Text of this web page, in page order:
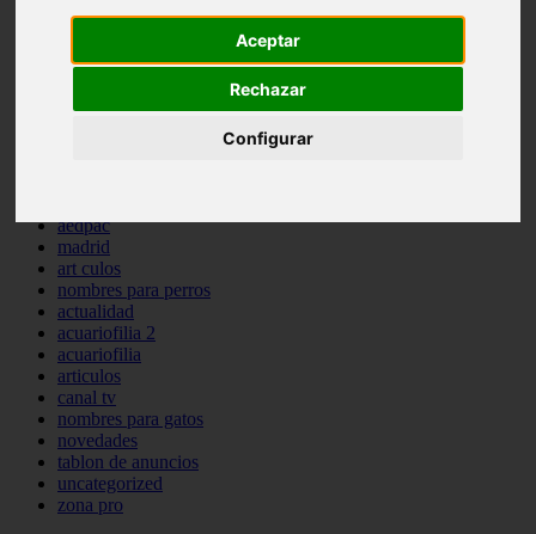
Aceptar
Rechazar
Configurar
especies invasoras
agua
aedpac
madrid
art culos
nombres para perros
actualidad
acuariofilia 2
acuariofilia
articulos
canal tv
nombres para gatos
novedades
tablon de anuncios
uncategorized
zona pro